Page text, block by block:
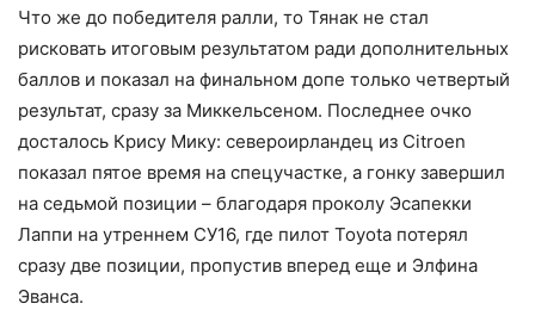
Что же до победителя ралли, то Тянак не стал
рисковать итоговым результатом ради дополнительных
баллов и показал на финальном допе только четвертый
результат, сразу за Миккельсеном. Последнее очко
досталось Крису Мику: североирландец из Citroen
показал пятое время на спецучастке, а гонку завершил
на седьмой позиции – благодаря проколу Эсапекки
Лаппи на утреннем СУ16, где пилот Toyota потерял
сразу две позиции, пропустив вперед еще и Элфина
Эванса.